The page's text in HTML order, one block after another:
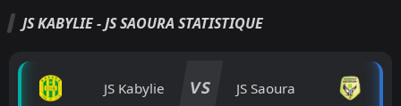
JS KABYLIE - JS SAOURA STATISTIQUE
JS Kabylie VS JS Saoura